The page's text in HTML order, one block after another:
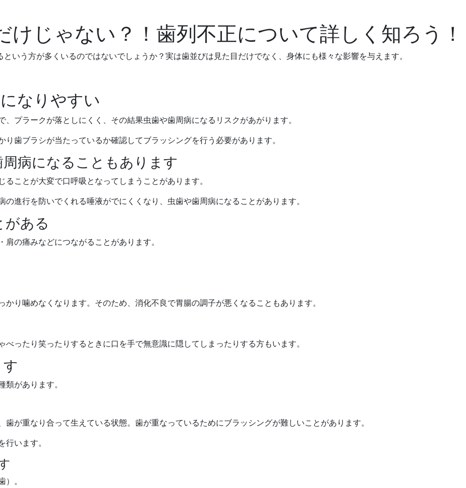
けじゃない？！歯列不正について詳しく知ろう！
いう方が多くいるのではないでしょうか？実は歯並びは見た目だけでなく、身体にも様々な影響を与えます。
なりやすい
プラークが落としにくく、その結果虫歯や歯周病になるリスクがあがります。
歯ブラシが当たっているか確認してブラッシングを行う必要があります。
病になることもあります
ことが大変で口呼吸となってしまうことがあります。
進行を防いでくれる唾液がでにくくなり、虫歯や歯周病になることがあります。
がある
の痛みなどにつながることがあります。
り噛めなくなります。そのため、消化不良で胃腸の調子が悪くなることもあります。
ったり笑ったりするときに口を手で無意識に隠してしまったりする方もいます。
があります。
が重なり合って生えている状態。歯が重なっているためにブラッシングが難しいことがあります。
います。
。